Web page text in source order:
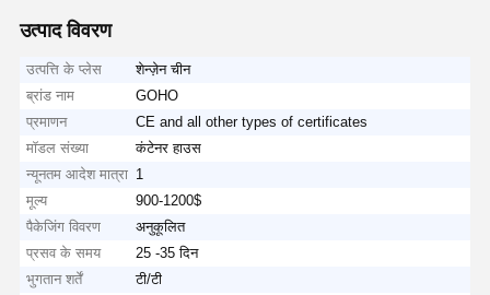
उत्पाद विवरण
उत्पत्ति के प्लेस
शेन्ज़ेन चीन
ब्रांड नाम
GOHO
प्रमाणन
CE and all other types of certificates
मॉडल संख्या
कंटेनर हाउस
न्यूनतम आदेश मात्रा 1
मूल्य
900-1200$
पैकेजिंग विवरण
अनुकूलित
प्रसव के समय
25 -35 दिन
भुगतान शर्तें
टी/टी